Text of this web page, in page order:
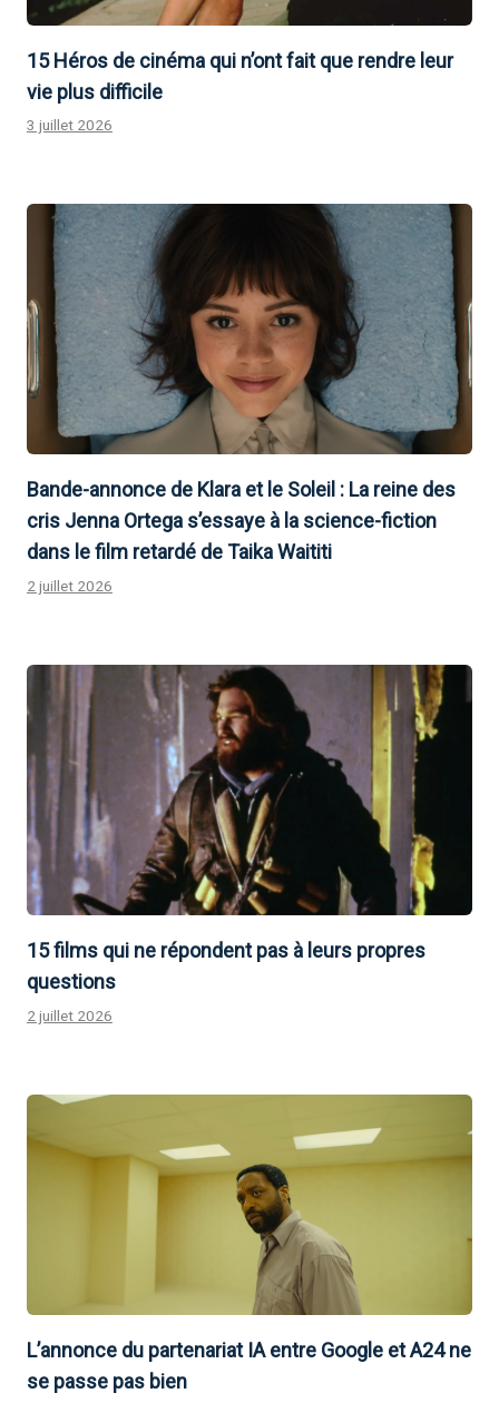
15 Héros de cinéma qui n’ont fait que rendre leur
vie plus difficile
3 juillet 2026
Bande-annonce de Klara et le Soleil : La reine des
cris Jenna Ortega s’essaye à la science-fiction
dans le film retardé de Taika Waititi
2 juillet 2026
15 films qui ne répondent pas à leurs propres
questions
2 juillet 2026
L’annonce du partenariat IA entre Google et A24 ne
se passe pas bien